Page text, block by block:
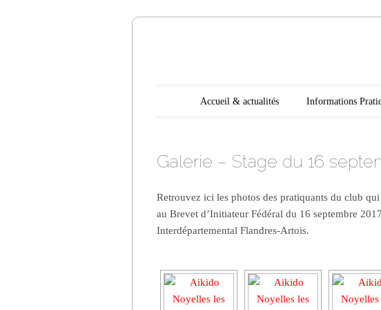
Aikido
Main menu
Skip to content
Accueil & actualités Informations
Galerie – Stage du 16
Retrouvez ici les photos des pratiquants du club
au Brevet d’Initiateur Fédéral du 16 septembre
Interdépartemental Flandres-Artois.